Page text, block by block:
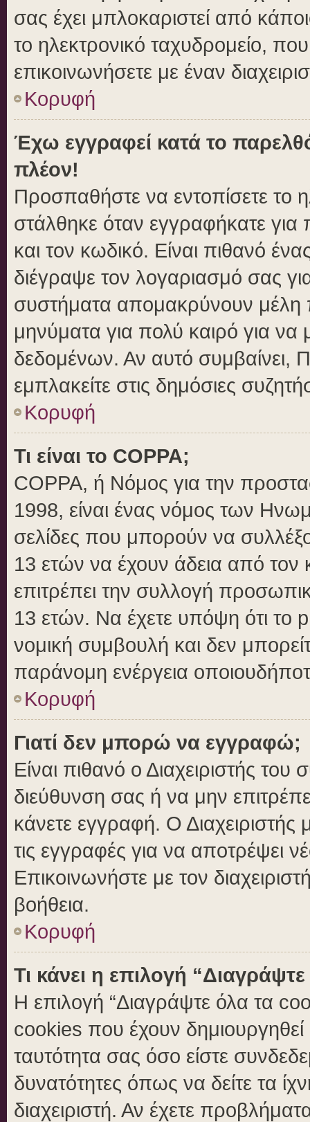
σας έχει μπλοκαριστεί από
το ηλεκτρονικό ταχυδρομείο,
επικοινωνήσετε με έναν
Κορυφή
Έχω εγγραφεί κατά το
πλέον!
Προσπαθήστε να εντοπίσετε το
στάλθηκε όταν εγγραφήκατε
και τον κωδικό. Είναι πιθανό
διέγραψε τον λογαριασμό σας
συστήματα απομακρύνουν μέλη
μηνύματα για πολύ καιρό για
δεδομένων. Αν αυτό συμβαίνει,
εμπλακείτε στις δημόσιες
Κορυφή
Τι είναι το COPPA;
COPPA, ή Νόμος για την
1998, είναι ένας νόμος των
σελίδες που μπορούν να
13 ετών να έχουν άδεια από τον
επιτρέπει την συλλογή
13 ετών. Να έχετε υπόψη ότι το
νομική συμβουλή και δεν
παράνομη ενέργεια
Κορυφή
Γιατί δεν μπορώ να εγγραφώ;
Είναι πιθανό ο Διαχειριστής του
διεύθυνση σας ή να μην
κάνετε εγγραφή. Ο Διαχειριστής
τις εγγραφές για να αποτρέψει
Επικοινωνήστε με τον
βοήθεια.
Κορυφή
Τι κάνει η επιλογή
Η επιλογή “Διαγράψτε όλα τα
cookies που έχουν
ταυτότητα σας όσο είστε
δυνατότητες όπως να δείτε τα
διαχειριστή. Αν έχετε